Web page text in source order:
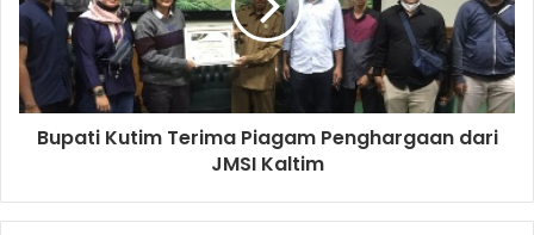
Bupati Kutim Terima Piagam Penghargaan dari
JMSI Kaltim